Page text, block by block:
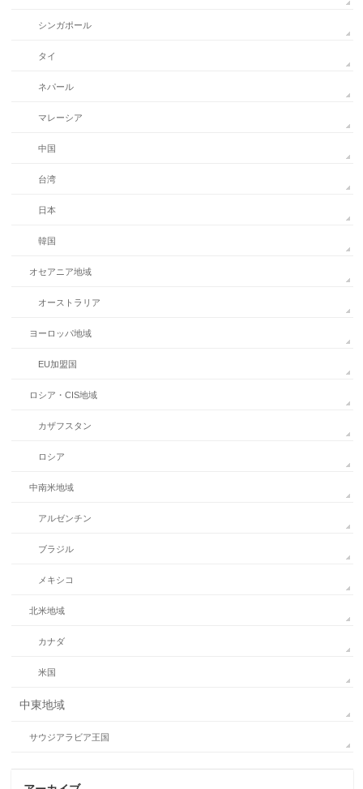
シンガポール
タイ
ネパール
マレーシア
中国
台湾
日本
韓国
オセアニア地域
オーストラリア
ヨーロッパ地域
EU加盟国
ロシア・CIS地域
カザフスタン
ロシア
中南米地域
アルゼンチン
ブラジル
メキシコ
北米地域
カナダ
米国
中東地域
サウジアラビア王国